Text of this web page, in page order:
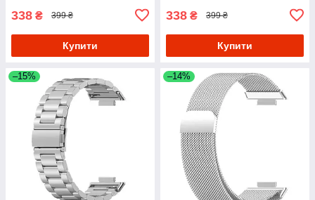
338 ₴ 399 ₴
Купити
338 ₴ 399 ₴
Купити
–15% –14%